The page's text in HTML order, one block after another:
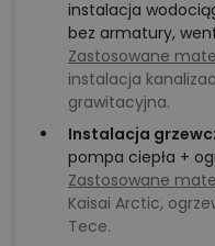
instalacja
bez armatury,
Zastosowane
instalacja
grawitacyjna.
Instalacja
pompa ciepła +
Zastosowane
Kaisai Arctic,
Tece.